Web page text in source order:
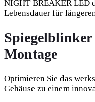
NIGHT BREAKER LED
Lebensdauer für
Montage
Optimieren Sie das
Gehäuse zu einem